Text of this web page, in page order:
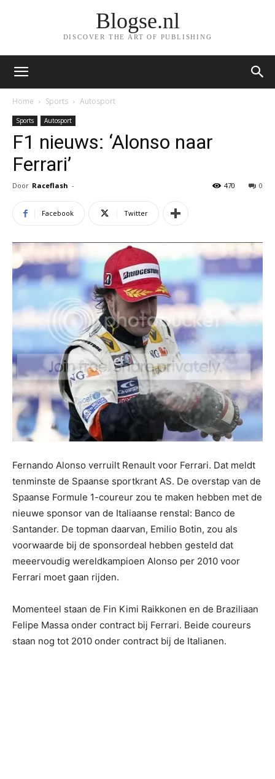
Blogse.nl
DISCOVER THE ART OF PUBLISHING
Home Sports Autosport
Sports Autosport
F1 nieuws: ‘Alonso naar
Ferrari’
Door Raceflash - 0
470
Facebook Twitter
Fernando Alonso verruilt Renault voor Ferrari. Dat meldt
tenminste de Spaanse sportkrant AS. De overstap van de
Spaanse Formule 1-coureur zou te maken hebben met de
nieuwe sponsor van de Italiaanse renstal: Banco de
Santander. De topman daarvan, Emilio Botin, zou als
voorwaarde bij de sponsordeal hebben gesteld dat
meeervoudig wereldkampioen Alonso per 2010 voor
Ferrari moet gaan rijden.
Momenteel staan de Fin Kimi Raikkonen en de Braziliaan
Felipe Massa onder contract bij Ferrari. Beide coureurs
staan nog tot 2010 onder contract bij de Italianen.